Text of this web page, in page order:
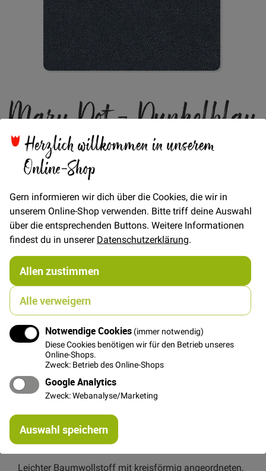
Herzlich willkommen in unserem
Online-Shop
Gern informieren wir dich über die Cookies, die wir in
unserem Online-Shop verwenden. Bitte triff deine Auswahl
über die entsprechenden Buttons. Weitere Informationen
findest du in unsererDatenschutzerklärung.
Allen zustimmen
Alle verweigern
Notwendige Cookies (immer notwendig)
Diese Cookies benötigen wir für den Betrieb unseres
Online-Shops.
Zweck: Betrieb des Online-Shops
Google Analytics
Zweck: Webanalyse/Marketing
Auswahl speichern
der
Bildgalerie
Maru Dot - Dunkelblau
Verfügbarkeit Auf Lager
Artikel
für
gruppiertes
Produkt
€/Meter(Freie Eingabe)
18,00 €
FAT QUARTER(ca. 50 x 55 cm)
5,00 €
In den Warenkorb
Details
Leichter Baumwollstoff mit kreisförmig angeordneten,